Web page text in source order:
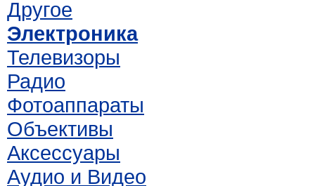
Другое
Электроника
Телевизоры
Радио
Фотоаппараты
Объективы
Аксессуары
Аудио и Видео